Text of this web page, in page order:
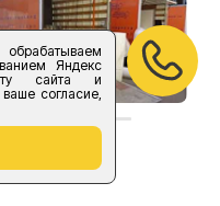
Яндекс
сайта и
согласие,